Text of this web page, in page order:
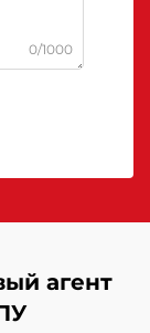
0/1000
агент